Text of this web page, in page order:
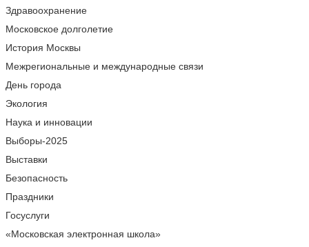
Здравоохранение
Московское долголетие
История Москвы
Межрегиональные и международные связи
День города
Экология
Наука и инновации
Выборы-2025
Выставки
Безопасность
Праздники
Госуслуги
«Московская электронная школа»